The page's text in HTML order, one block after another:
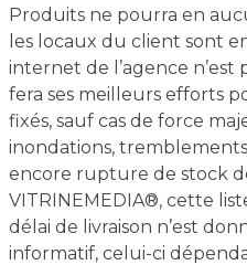
Produits ne pourra en
les locaux du client sont
internet de l’agence n’est
fera ses meilleurs efforts
fixés, sauf cas de force
inondations,
encore rupture de stock
VITRINEMEDIA®, cette
délai de livraison n’est
informatif, celui-ci